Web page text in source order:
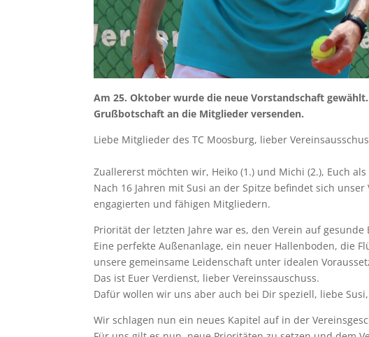
Am 25. Oktober wurde die neue Vorstandschaft
Grußbotschaft an die Mitglieder versenden.
Liebe Mitglieder des TC Moosburg, lieber
Zuallererst möchten wir, Heiko (1.) und Michi (2.), Euch
Nach 16 Jahren mit Susi an der Spitze befindet sich
engagierten und fähigen Mitgliedern.
Priorität der letzten Jahre war es, den Verein auf gesunde
Eine perfekte Außenanlage, ein neuer Hallenboden, die
unsere gemeinsame Leidenschaft unter idealen
Das ist Euer Verdienst, lieber Vereinssauschuss.
Dafür wollen wir uns aber auch bei Dir speziell, liebe
Wir schlagen nun ein neues Kapitel auf in der